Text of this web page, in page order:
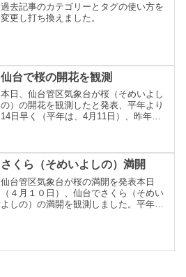
過去記事のカテゴリーとタグの使い方を
変更し打ち換えました。
仙台で桜の開花を観測
本日、仙台管区気象台が桜（そめいよし
の）の開花を観測したと発表、平年より
14日早く（平年は、4月11日）、昨年と
11日まで）なので、密集・密接を避けて
桜を眺めたい...
さくら（そめいよしの）満開
仙台管区気象台が桜の満開を発表本日
（４月１０日）、仙台でさくら（そめい
よしの）の満開を観測しました。平年よ
３年（昭和２８年）...